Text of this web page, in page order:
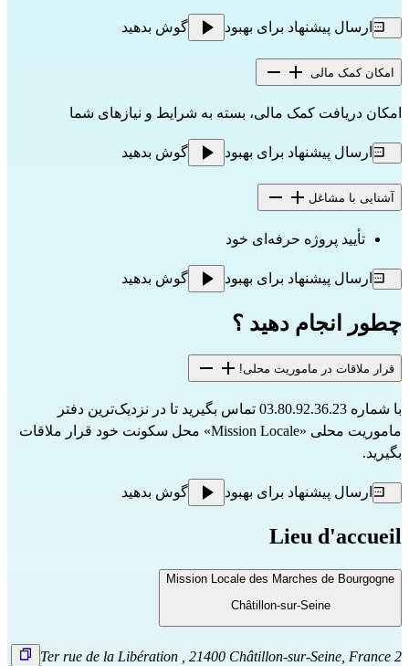
ارسال پیشنهاد برای بهبود گوش بدهید
امکان کمک مالی
امکان دریافت کمک مالی، بسته به شرایط و نیازهای شما
ارسال پیشنهاد برای بهبود گوش بدهید
آشنایی با مشاغل
تأیید پروژه حرفه‌ای خود
ارسال پیشنهاد برای بهبود گوش بدهید
چطور انجام دهید ؟
قرار ملاقات در ماموریت محلی!
بگیرید.
ارسال پیشنهاد برای بهبود گوش بدهید
Lieu d'accueil
Mission Locale des Marches de Bourgogne
Châtillon-sur-Seine
2 Ter rue de la Libération , 21400 Châtillon-sur-Seine, France